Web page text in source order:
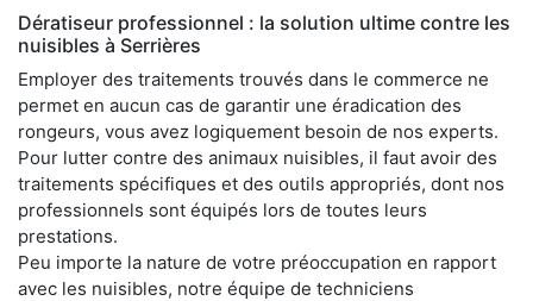
Dératiseur professionnel : la solution ultime contre les
nuisibles à Serrières
Employer des traitements trouvés dans le commerce ne
permet en aucun cas de garantir une éradication des
rongeurs, vous avez logiquement besoin de nos experts.
Pour lutter contre des animaux nuisibles, il faut avoir des
traitements spécifiques et des outils appropriés, dont nos
professionnels sont équipés lors de toutes leurs
prestations.
Peu importe la nature de votre préoccupation en rapport
avec les nuisibles, notre équipe de techniciens